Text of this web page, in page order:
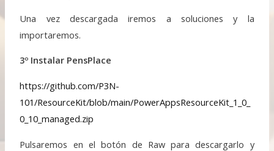
Una vez descargada iremos a soluciones y la
importaremos.
3º Instalar PensPlace
https://github.com/P3N-
101/ResourceKit/blob/main/PowerAppsResourceKit_1_0_
0_10_managed.zip
Pulsaremos en el botón de Raw para descargarlo y